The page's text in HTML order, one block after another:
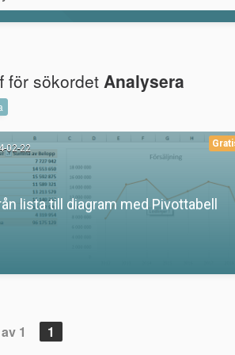
för sökordet Analysera
02-22
lista till diagram med Pivottabell
1 1